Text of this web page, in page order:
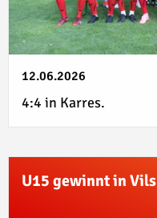
12.06.2026
4:4 in Karres.
U15 gewinnt in Vils